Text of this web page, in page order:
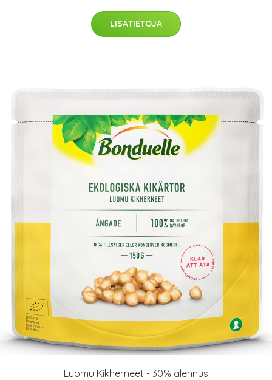
LISÄTIETOJA
Luomu Kikherneet - 30% alennus